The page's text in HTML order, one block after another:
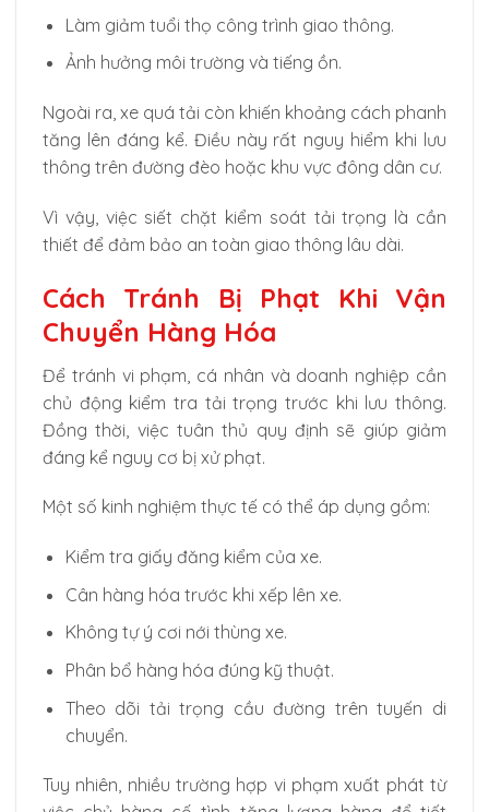
Làm giảm tuổi thọ công trình giao thông.
Ảnh hưởng môi trường và tiếng ồn.
Ngoài ra, xe quá tải còn khiến khoảng cách phanh
tăng lên đáng kể. Điều này rất nguy hiểm khi lưu
thông trên đường đèo hoặc khu vực đông dân cư.
Vì vậy, việc siết chặt kiểm soát tải trọng là cần
thiết để đảm bảo an toàn giao thông lâu dài.
Cách Tránh Bị Phạt Khi Vận
Chuyển Hàng Hóa
Để tránh vi phạm, cá nhân và doanh nghiệp cần
chủ động kiểm tra tải trọng trước khi lưu thông.
Đồng thời, việc tuân thủ quy định sẽ giúp giảm
đáng kể nguy cơ bị xử phạt.
Một số kinh nghiệm thực tế có thể áp dụng gồm:
Kiểm tra giấy đăng kiểm của xe.
Cân hàng hóa trước khi xếp lên xe.
Không tự ý cơi nới thùng xe.
Phân bổ hàng hóa đúng kỹ thuật.
Theo dõi tải trọng cầu đường trên tuyến di
chuyển.
Tuy nhiên, nhiều trường hợp vi phạm xuất phát từ